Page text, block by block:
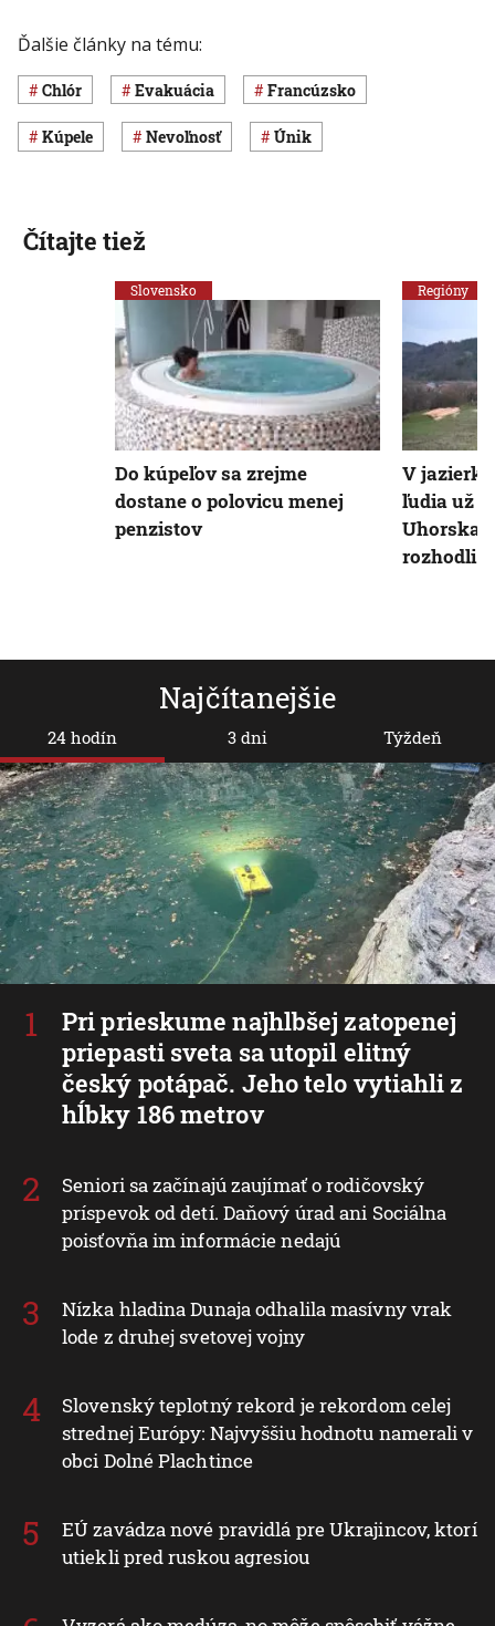
Ďalšie články na tému:
chlór evakuácia Francúzsko
kúpele nevoľnosť únik
Najčítanejšie
24 hodín
Pri prieskume najhlbšej zatopenej
priepasti sveta sa utopil elitný
český potápač. Jeho telo vytiahli z
hĺbky 186 metrov
Seniori sa začínajú zaujímať o rodičovský
príspevok od detí. Daňový úrad ani Sociálna
poisťovňa im informácie nedajú
Nízka hladina Dunaja odhalila masívny vrak
lode z druhej svetovej vojny
Slovenský teplotný rekord je rekordom celej
strednej Európy: Najvyššiu hodnotu namerali v
obci Dolné Plachtince
EÚ zavádza nové pravidlá pre Ukrajincov, ktorí
utiekli pred ruskou agresiou
3 dni Týždeň
Čítajte tiež
Slovensko
Do kúpeľov sa zrejme
dostane o polovicu menej
penzistov
Regióny
V
ľudia už v
Uhorska.
rozhodli